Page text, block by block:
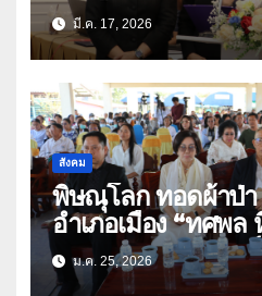
ยกะะดับความเท่าเ
มี.ค. 17, 2026
สังคม
พิษณุโลก ทอดผ้าป่า
อำเภอเมือง “ทศพ
สาว”ผักบุ้ง หิมพานต์
ให้ผู้ร่วมบุญรับฟัง(ค
ม.ค. 25, 2026